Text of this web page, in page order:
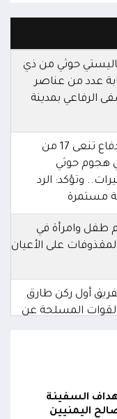
حوثي من ذي
عدد من عناصر
الرفاعي بمدينة
العمليات المشتركة بوزارة الدفاع تنعى 17 من
هجوم حوثي
وتؤكد: الرد
مستمرة
بينهم طفل وامرأة في
على الأعيان
أول ركن طارق
المسلحة عن
الدولة وعاصمتها
لكافة منتسبي
التعامل مع الموقف
السفينة
اليمنيين